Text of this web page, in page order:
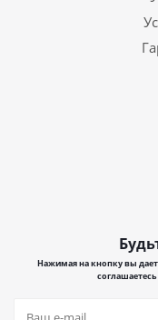
Нажимая на кнопку вы
соглашаетесь